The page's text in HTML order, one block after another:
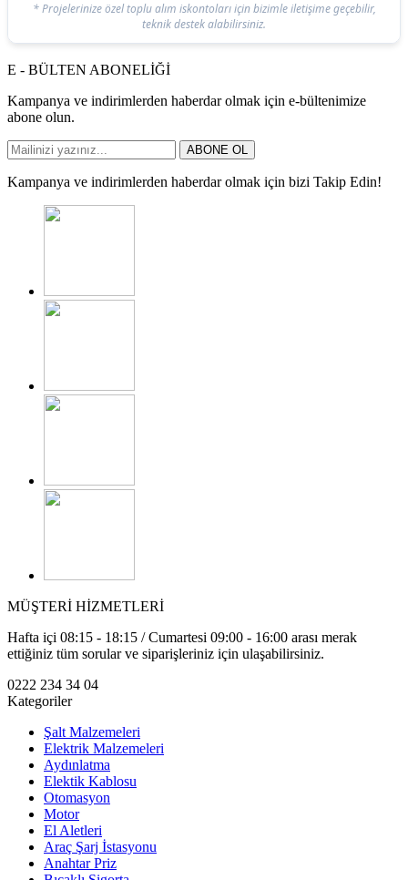
* Projelerinize özel toplu alım iskontoları için bizimle iletişime geçebilir,
teknik destek alabilirsiniz.
E - BÜLTEN ABONELİĞİ
Kampanya ve indirimlerden haberdar olmak için e-bültenimize
abone olun.
ABONE OL
Kampanya ve indirimlerden haberdar olmak için bizi Takip Edin!
MÜŞTERİ HİZMETLERİ
Hafta içi 08:15 - 18:15 / Cumartesi 09:00 - 16:00 arası merak
ettiğiniz tüm sorular ve siparişleriniz için ulaşabilirsiniz.
0222 234 34 04
Kategoriler
Şalt Malzemeleri
Elektrik Malzemeleri
Aydınlatma
Elektik Kablosu
Otomasyon
Motor
El Aletleri
Araç Şarj İstasyonu
Anahtar Priz